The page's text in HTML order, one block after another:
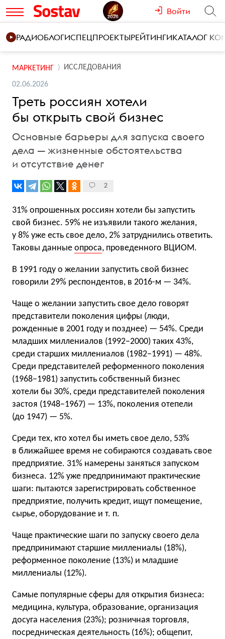
Войти
РАДИОБЛОГИСПЕЦПРОЕКТЫРЕЙТИНГИКАТАЛОГ
МАРКЕТИНГ ИССЛЕДОВАНИЯ
02.06.2026
Треть россиян хотели
бы открыть свой бизнес
Основные барьеры для запуска своего
дела — жизненные обстоятельства
и отсутствие денег
2
31% опрошенных россиян хотели бы запустить
свой бизнес. 59% не изъявили такого желания,
у 8% уже есть свое дело, 2% затруднились ответить.
Таковы данные опроса, проведенного ВЦИОМ.
В 1991 году о желании запустить свой бизнес
говорили 29% респондентов, в 2016-м — 34%.
Чаще о желании запустить свое дело говорят
представители поколения цифры (люди,
рожденные в 2001 году и позднее) — 54%. Среди
младших миллениалов (1992−2000) таких 43%,
среди старших миллениалов (1982−1991) — 48%.
Среди представителей реформенного поколения
(1968−1981) запустить собственный бизнес
хотели бы 30%, среди представителей поколения
застоя (1948−1967) — 13%, поколения отепели
(до 1947) — 5%.
Среди тех, кто хотел бы иметь свое дело, 53%
в ближайшее время не собираются создавать свое
предприятие. 31% намерены заняться запуском
бизнеса. 12% уже предпринимают практические
шаги: пытаются зарегистрировать собственное
предприятие, получить кредит, ищут помещение,
сырье, оборудование и т. п.
Чаще практические шаги по запуску своего дела
предпринимают старшие миллениалы (18%),
реформенное поколение (13%) и младшие
миллениалы (12%).
Самые популярные сферы для открытия бизнеса:
медицина, культура, образование, организация
досуга населения (23%); розничная торговля,
посредническая деятельность (16%); общепит,